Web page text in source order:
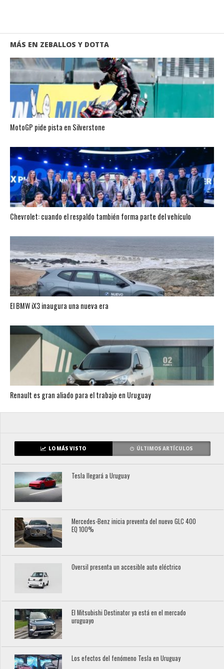
MÁS EN ZEBALLOS Y DOTTA
MotoGP pide pista en Silverstone
Chevrolet: cuando el respaldo también forma parte del vehículo
El BMW iX3 inaugura una nueva era
Renault es gran aliado para el trabajo en Uruguay
LO MÁS VISTO ÚLTIMOS ARTÍCULOS
Tesla llegará a Uruguay
Mercedes-Benz inicia preventa del nuevo GLC 400
EQ 100%
Oversil presenta un accesible auto eléctrico
El Mitsubishi Destinator ya está en el mercado
uruguayo
Los efectos del fenómeno Tesla en Uruguay